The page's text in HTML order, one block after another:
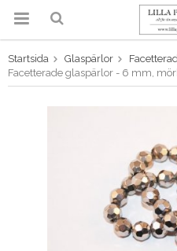
Produkten
Startsida Glaspärlor
Facetterade glaspärlor - 6 mm,